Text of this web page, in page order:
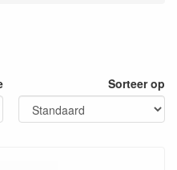
Sorteer op